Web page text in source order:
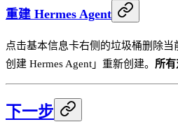
重建 Hermes Agent
点击基本信息卡右侧的垃圾桶删除当
创建 Hermes Agent」重新创建。 所有
下一步